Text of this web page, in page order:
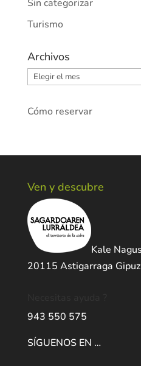
Sin categorizar
Turismo
Archivos
Archivos
Cómo reservar
Ven y descubre
Kale
20115 Astigarraga
943 550 575
SÍGUENOS EN …